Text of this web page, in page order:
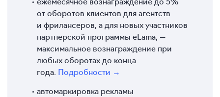
от оборотов клиентов для агентств
и фрилансеров, а для новых участников
партнерской программы eLama, —
максимальное вознаграждение при
любых оборотах до конца
года. Подробности →
автомаркировка рекламы